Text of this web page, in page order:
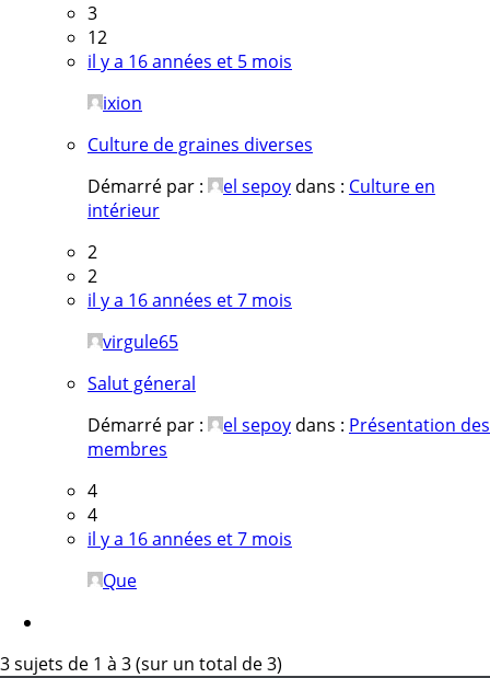
3
12
il y a 16 années et 5 mois
ixion
Culture de graines diverses
Démarré par :
el sepoy dans : Culture en
intérieur
2
2
il y a 16 années et 7 mois
virgule65
Salut géneral
Démarré par :
el sepoy dans : Présentation des
membres
4
4
il y a 16 années et 7 mois
Que
3 sujets de 1 à 3 (sur un total de 3)